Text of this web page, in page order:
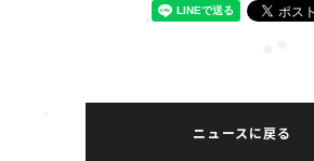
ニュースに戻る